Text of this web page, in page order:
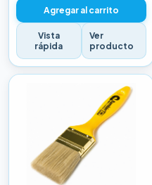
Agregar al carrito
Vista
rápida
Ver
producto